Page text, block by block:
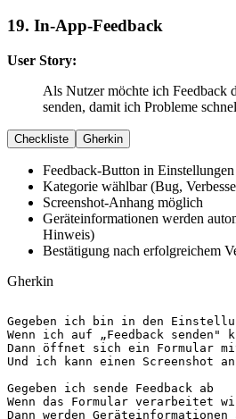
19. In-App-Feedback
User Story:
Als Nutzer möchte ich Feedback
senden, damit ich Probleme
Checkliste Gherkin
Feedback-Button in Einstellungen
Kategorie wählbar (Bug,
Screenshot-Anhang möglich
Geräteinformationen werden
Hinweis)
Bestätigung nach erfolgreichem
Gherkin
Gegeben
Wenn
Dann
Und
ich kann einen Screenshot
Gegeben
Wenn
Dann